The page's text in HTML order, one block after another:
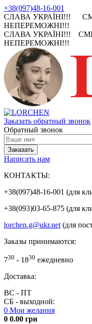
+38(097)48-16-001
СЛАВА УКРАЇНІ!!!
НЕПЕРЕМОЖНІ!!!
СЛАВА УКРАЇНІ!!!
НЕПЕРЕМОЖНІ!!!
Заказать обратный звонок
Обратный звонок
Написать нам
КОНТАКТЫ:
+38(097)48-16-001 (для
+38(093)03-65-875 (для
lorchen.g@ukr.net (для
Заказы принимаются:
730 - 1830 ежедневно
Доставка:
ВС - ПТ
СБ - выходной:
0 Мои желания
0 0.00 грн